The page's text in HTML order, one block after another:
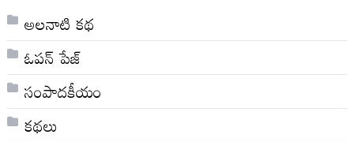
అల‌నాటి క‌థ‌
ఓపన్ పేజ్
సంపాదకీయం
కథలు